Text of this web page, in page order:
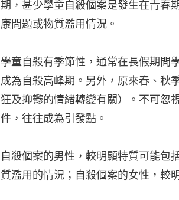
期，甚少學童自殺個案是發生在青春
康問題或物質濫用情況。
學童自殺有季節性，通常在長假期間
成為自殺高峰期。另外，原來春、秋
狂及抑鬱的情緒轉變有關）。不可忽
件，往往成為引發點。
自殺個案的男性，較明顯特質可能包
質濫用的情況；自殺個案的女性，較